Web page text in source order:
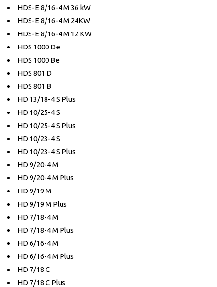
HDS-E 8/16-4 M 36 kW
HDS-E 8/16-4 M 24KW
HDS-E 8/16-4 M 12 KW
HDS 1000 De
HDS 1000 Be
HDS 801 D
HDS 801 B
HD 13/18-4 S Plus
HD 10/25-4 S
HD 10/25-4 S Plus
HD 10/23-4 S
HD 10/23-4 S Plus
HD 9/20-4 M
HD 9/20-4 M Plus
HD 9/19 M
HD 9/19 M Plus
HD 7/18-4 M
HD 7/18-4 M Plus
HD 6/16-4 M
HD 6/16-4 M Plus
HD 7/18 C
HD 7/18 C Plus